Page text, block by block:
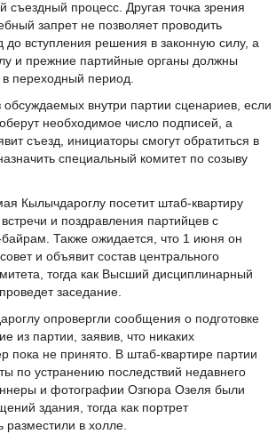
съездный процесс. Другая точка зрения
запрет не позволяет проводить
до вступления решения в законную силу, а
и прежние партийные органы должны
в переходный период.
внутри партии сценариев, если
необходимое число подписей, а
съезд, инициаторы смогут обратиться в
специальный комитет по созыву
Кылычдароглу посетит штаб-квартиру
и поздравления партийцев с
Также ожидается, что 1 июня он
и объявит состав центрального
тогда как Высший дисциплинарный
заседание.
опровергли сообщения о подготовке
из партии, заявив, что никаких
пока не принято. В штаб-квартире партии
по устранению последствий недавнего
и фотографии Озгюра Озеля были
здания, тогда как портрет
разместили в холле.